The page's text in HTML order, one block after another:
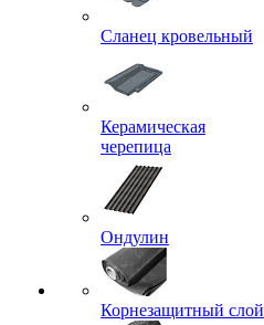
Сланец кровельный
Керамическая
черепица
Ондулин
Корнезащитный слой